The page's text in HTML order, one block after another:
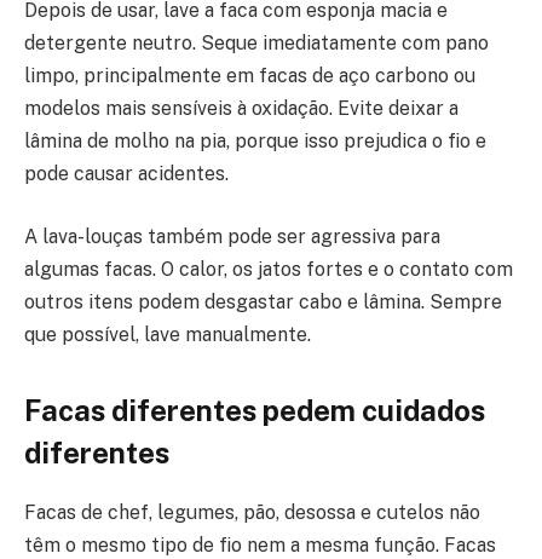
Depois de usar, lave a faca com esponja macia e
detergente neutro. Seque imediatamente com pano
limpo, principalmente em facas de aço carbono ou
modelos mais sensíveis à oxidação. Evite deixar a
lâmina de molho na pia, porque isso prejudica o fio e
pode causar acidentes.
A lava-louças também pode ser agressiva para
algumas facas. O calor, os jatos fortes e o contato com
outros itens podem desgastar cabo e lâmina. Sempre
que possível, lave manualmente.
Facas diferentes pedem cuidados
diferentes
Facas de chef, legumes, pão, desossa e cutelos não
têm o mesmo tipo de fio nem a mesma função. Facas